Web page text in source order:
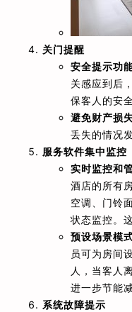
关门提醒
安全提示功
关感应到后
保客人的安全
避免财产损
丢失的情况
服务软件集中监控
实时监控和
酒店的所有
空调、门铃
状态监控。
预设场景模
员可为房间
人，当客人
进一步节能减
系统故障提示